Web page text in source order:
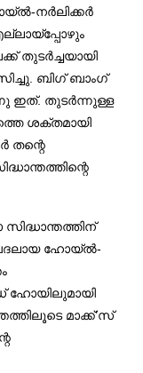
നർലിക്കർ
തുടർച്ചയായി
ബിഗ് ബാംഗ്
ഇത്. തുടർന്നുള്ള
ശക്തമായി
തന്റെ
ബദലായ ഹോയ്ൽ-
ഹോയിലുമായി
മാക്ക്’സ്